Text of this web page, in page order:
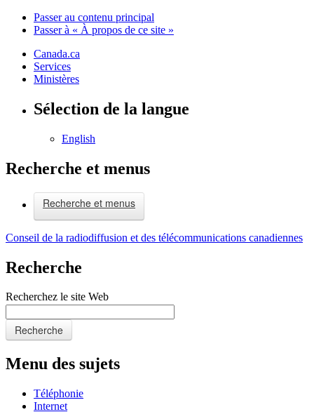
Passer au contenu principal
Passer à « À propos de ce site »
Canada.ca
Services
Ministères
Sélection de la langue
English
Recherche et menus
Recherche et menus
Conseil de la radiodiffusion et des télécommunications canadiennes
Recherche
Recherchez le site Web
Recherche
Menu des sujets
Téléphonie
Internet